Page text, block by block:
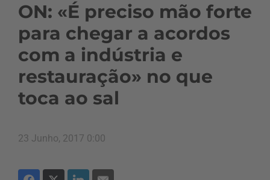
ON: «É preciso mão forte
para chegar a acordos
com a indústria e
restauração» no que
toca ao sal
23 Junho, 2017 0:00